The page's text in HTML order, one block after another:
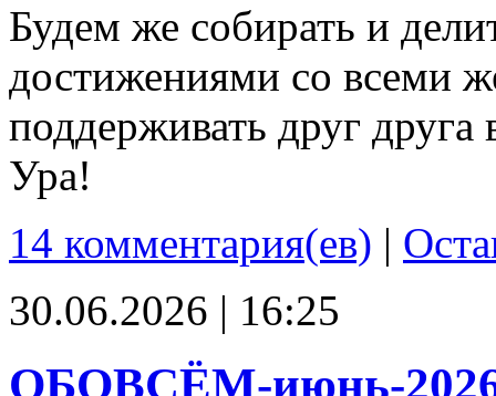
Будем же собирать и
достижениями со всеми
поддерживать друг
Ура!
14 комментария(ев) |
30.06.2026 | 16:25
ОБОВСЁМ-июнь-